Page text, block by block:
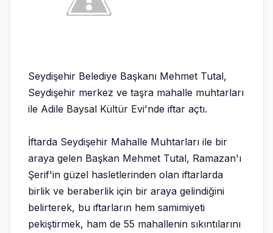
​Seydişehir Belediye Başkanı Mehmet Tutal,
Seydişehir merkez ve taşra mahalle muhtarları
ile Adile Baysal Kültür Evi'nde iftar açtı.
İftarda Seydişehir Mahalle Muhtarları ile bir
araya gelen Başkan Mehmet Tutal, Ramazan'ı
Şerif'in güzel hasletlerinden olan iftarlarda
birlik ve beraberlik için bir araya gelindiğini
belirterek, bu iftarların hem samimiyeti
pekiştirmek, ham de 55 mahallenin sıkıntılarını